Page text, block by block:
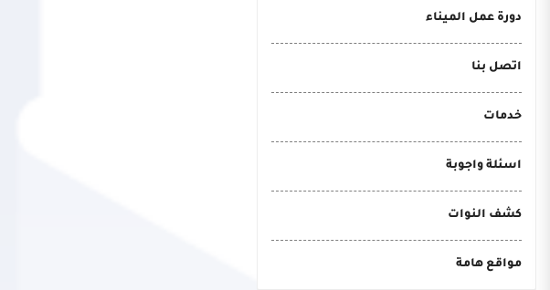
دورة عمل الميناء
اتصل بنا
خدمات
اسئلة واجوبة
كشف النوات
مواقع هامة